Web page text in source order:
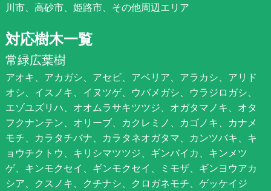
川市、高砂市、姫路市、その他周辺エリア
対応樹木一覧
常緑広葉樹
アオキ、アカガシ、アセビ、アベリア、アラカシ、アリド
オシ、イスノキ、イヌツゲ、ウバメガシ、ウラジロガシ、
エゾユズリハ、オオムラサキツツジ、オガタマノキ、オタ
フクナンテン、オリーブ、カクレミノ、カゴノキ、カナメ
モチ、カラタチバナ、カラタネオガタマ、カンツバキ、キ
ョウチクトウ、キリシマツツジ、ギンバイカ、キンメツ
ゲ、キンモクセイ、ギンモクセイ、ミモザ、ギンヨウアカ
シア、クスノキ、クチナシ、クロガネモチ、ゲッケイジ